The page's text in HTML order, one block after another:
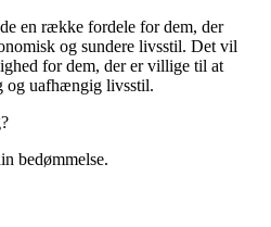
en række fordele for dem, der
og sundere livsstil. Det vil
for dem, der er villige til at
og uafhængig livsstil.
bedømmelse.